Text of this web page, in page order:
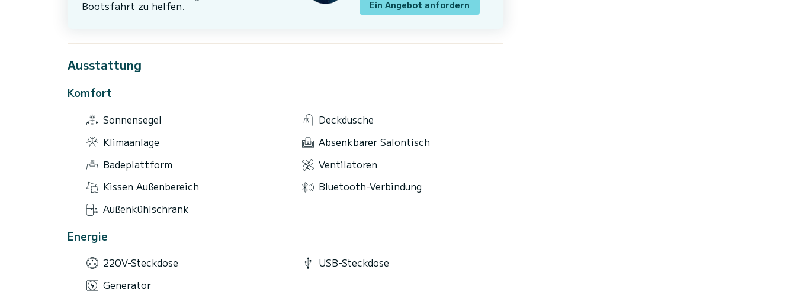
Bootsfahrt zu helfen. Ein Angebot anfordern
Ausstattung
Komfort
Sonnensegel
Deckdusche
Klimaanlage
Absenkbarer Salontisch
Badeplattform
Ventilatoren
Kissen Außenbereich
Bluetooth-Verbindung
Außenkühlschrank
Energie
220V-Steckdose
USB-Steckdose
Generator